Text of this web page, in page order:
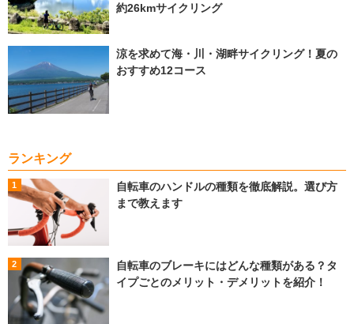
約26kmサイクリング
涼を求めて海・川・湖畔サイクリング！夏の
おすすめ12コース
ランキング
自転車のハンドルの種類を徹底解説。選び方
まで教えます
自転車のブレーキにはどんな種類がある？タ
イプごとのメリット・デメリットを紹介！